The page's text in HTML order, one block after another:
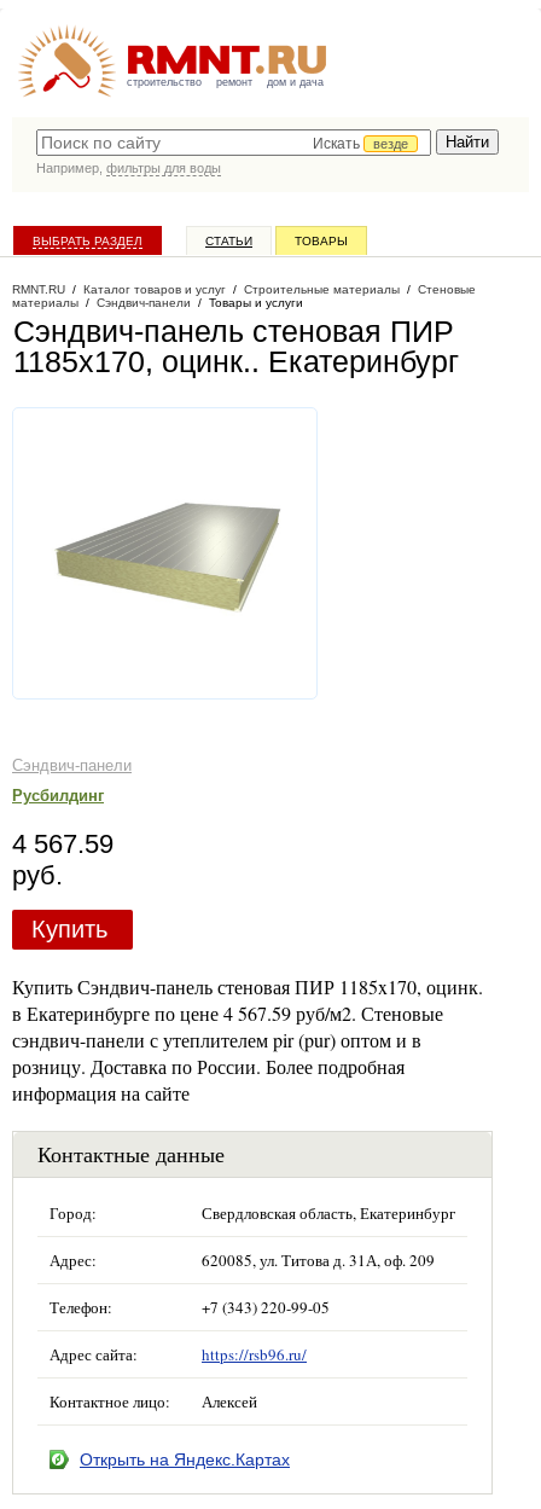
строительство ремонт дом и дача
Искать
везде
Например, фильтры для воды
ВЫБРАТЬ РАЗДЕЛ СТАТЬИ ТОВАРЫ
RMNT.RU / Каталог товаров и услуг / Строительные материалы / Стеновые
материалы / Сэндвич-панели / Товары и услуги
Сэндвич-панель стеновая ПИР
1185x170, оцинк.. Екатеринбург
Сэндвич-панели
Русбилдинг
4 567.59
руб.
Купить
Купить Сэндвич-панель стеновая ПИР 1185x170, оцинк.
в Екатеринбурге по цене 4 567.59 руб/м2. Стеновые
сэндвич-панели с утеплителем pir (pur) оптом и в
розницу. Доставка по России. Более подробная
информация на сайте
Контактные данные
Город: Свердловская область, Екатеринбург
Адрес: 620085, ул. Титова д. 31А, оф. 209
Телефон: +7 (343) 220-99-05
Адрес сайта: https://rsb96.ru/
Контактное лицо: Алексей
Открыть на Яндекс.Картах